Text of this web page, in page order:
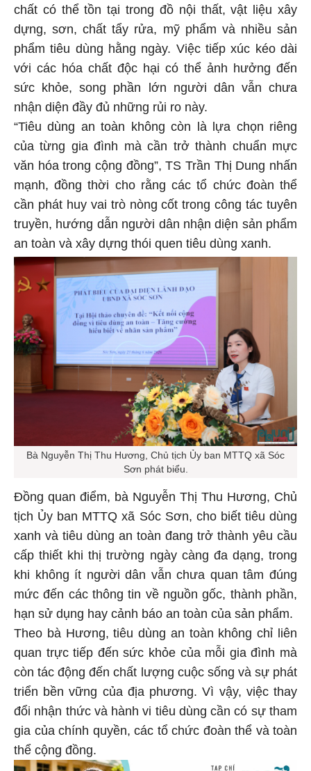
chất có thể tồn tại trong đồ nội thất, vật liệu xây
dựng, sơn, chất tẩy rửa, mỹ phẩm và nhiều sản
phẩm tiêu dùng hằng ngày. Việc tiếp xúc kéo dài
với các hóa chất độc hại có thể ảnh hưởng đến
sức khỏe, song phần lớn người dân vẫn chưa
nhận diện đầy đủ những rủi ro này.
“Tiêu dùng an toàn không còn là lựa chọn riêng
của từng gia đình mà cần trở thành chuẩn mực
văn hóa trong cộng đồng”, TS Trần Thị Dung nhấn
mạnh, đồng thời cho rằng các tổ chức đoàn thể
cần phát huy vai trò nòng cốt trong công tác tuyên
truyền, hướng dẫn người dân nhận diện sản phẩm
an toàn và xây dựng thói quen tiêu dùng xanh.
Bà Nguyễn Thị Thu Hương, Chủ tịch Ủy ban MTTQ xã Sóc
Sơn phát biểu.
Đồng quan điểm, bà Nguyễn Thị Thu Hương, Chủ
tịch Ủy ban MTTQ xã Sóc Sơn, cho biết tiêu dùng
xanh và tiêu dùng an toàn đang trở thành yêu cầu
cấp thiết khi thị trường ngày càng đa dạng, trong
khi không ít người dân vẫn chưa quan tâm đúng
mức đến các thông tin về nguồn gốc, thành phần,
hạn sử dụng hay cảnh báo an toàn của sản phẩm.
Theo bà Hương, tiêu dùng an toàn không chỉ liên
quan trực tiếp đến sức khỏe của mỗi gia đình mà
còn tác động đến chất lượng cuộc sống và sự phát
triển bền vững của địa phương. Vì vậy, việc thay
đổi nhận thức và hành vi tiêu dùng cần có sự tham
gia của chính quyền, các tổ chức đoàn thể và toàn
thể cộng đồng.